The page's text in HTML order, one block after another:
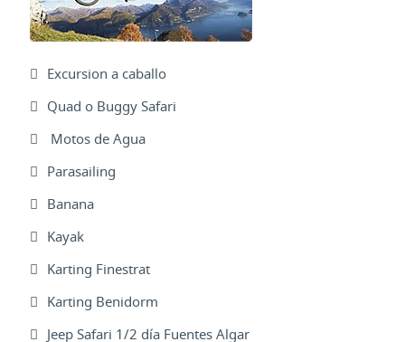
Excursion a caballo
Quad o Buggy Safari
Motos de Agua
Parasailing
Banana
Kayak
Karting Finestrat
Karting Benidorm
Jeep Safari 1/2 día Fuentes Algar